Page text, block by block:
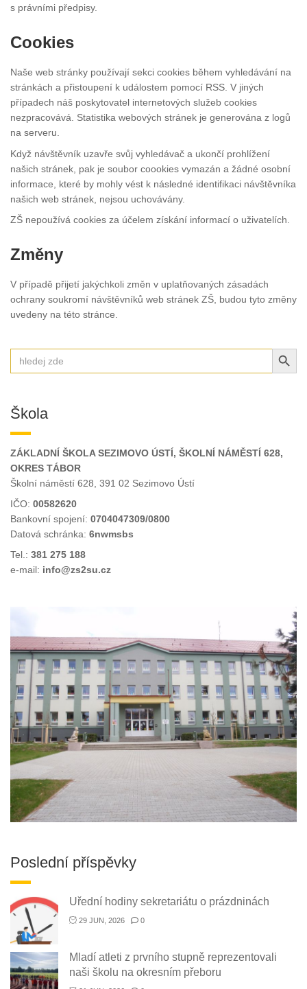
s právními předpisy.
Cookies
Naše web stránky používají sekci cookies během vyhledávání na
stránkách a přistoupení k událostem pomocí RSS. V jiných
případech náš poskytovatel internetových služeb cookies
nezpracovává. Statistika webových stránek je generována z logů
na serveru.
Když návštěvník uzavře svůj vyhledávač a ukončí prohlížení
našich stránek, pak je soubor coookies vymazán a žádné osobní
informace, které by mohly vést k následné identifikaci návštěvníka
našich web stránek, nejsou uchovávány.
ZŠ nepoužívá cookies za účelem získání informací o uživatelích.
Změny
V případě přijetí jakýchkoli změn v uplatňovaných zásadách
ochrany soukromí návštěvníků web stránek ZŠ, budou tyto změny
uvedeny na této stránce.
Search
for:
SEARCH
Škola
ZÁKLADNÍ ŠKOLA SEZIMOVO ÚSTÍ, ŠKOLNÍ NÁMĚSTÍ 628,
OKRES TÁBOR
Školní náměstí 628, 391 02 Sezimovo Ústí
IČO: 00582620
Bankovní spojení: 0704047309/0800
Datová schránka: 6nwmsbs
Tel.: 381 275 188
e-mail: info@zs2su.cz
Poslední příspěvky
Uřední hodiny sekretariátu o prázdninách
29 JUN, 2026 0
Mladí atleti z prvního stupně reprezentovali
naši školu na okresním přeboru